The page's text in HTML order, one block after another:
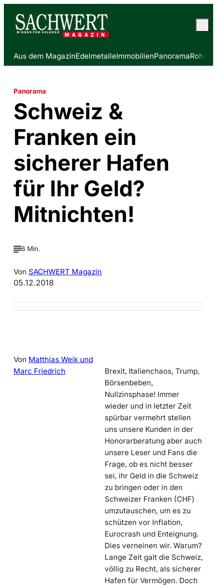
Aus dem MagazinEdelmetalleImmobilienPanorama
Panorama
Schweiz &
Franken ein
sicherer Hafen
für Ihr Geld?
Mitnichten!
6 Min.
Von SACHWERT Magazin
05.12.2018
Von Matthias Weik und
Marc Friedrich
Brexit, Italienchaos, Trump,
Börsenbeben,
Nullzinsphase! Immer
wieder und in letzter Zeit
spürbar vermehrt stellen
uns unsere Kunden in der
Honorarberatung aber auch
unsere Leser und Fans die
Frage, ob es nicht besser
sei, ihr Geld in die Schweiz
zu bringen oder in den
Schweizer Franken (CHF)
umzutauschen, um es zu
schützen vor Inflation,
Eurocrash und Enteignung.
Dies verneinen wir. Warum?
Lange Zeit galt die Schweiz,
völlig zu Recht, als sicherer
Hafen für Vermögen. Doch